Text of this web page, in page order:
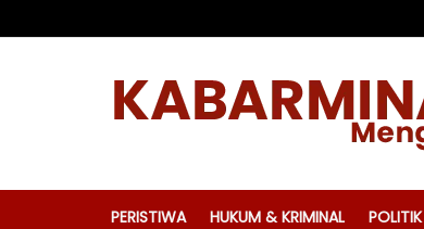
PERISTIWA HUKUM & KRIMINAL POLITIK